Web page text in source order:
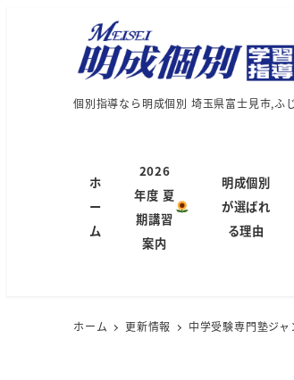
個別指導なら明成個別 埼玉県富士見市,ふ
ホ
ー
ム
2026
年度 夏
期講習
案内
明成個別
が選ばれ
る理由
ホーム 更新情報 中学受験専門塾ジ